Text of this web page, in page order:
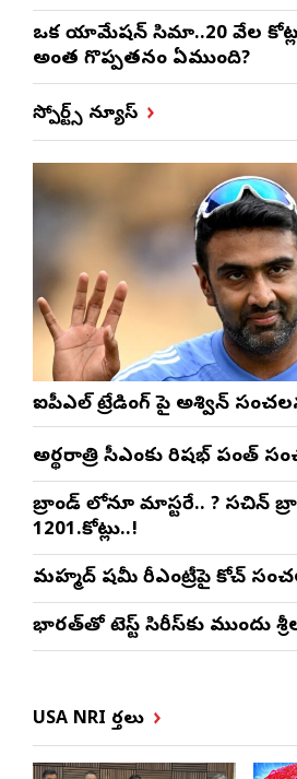
ఒక యానిమేషన్ సినిమా..20 వేల
అంత గొప్పతనం ఏముంది?
స్పోర్ట్స్ న్యూస్
ఐపీఎల్ ట్రేడింగ్ పై అశ్విన్
అర్థరాత్రి సీఎంకు రిషభ్ పంత్
బ్రాండ్ లోనూ మాస్టరే.. ? సచిన్
1201.కోట్లు..!
మహ్మద్ షమీ రీఎంట్రీపై కోచ్
భారత్‌తో టెస్ట్ సిరీస్‌కు ముందు
USA NRI వార్తలు